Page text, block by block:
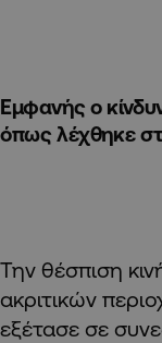
Εμφανής ο
όπως λέχθηκε
Την θέσπιση
ακριτικών
εξέτασε σε